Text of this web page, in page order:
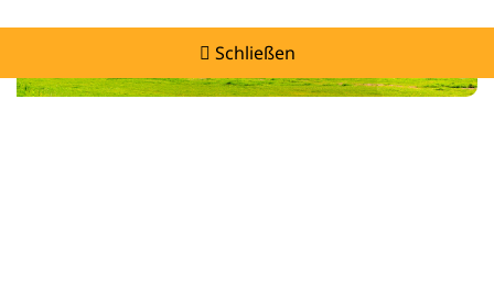
Schließen